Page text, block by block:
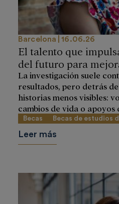
Barcelona 16.06.26
El talento que
del futuro para
La investigación suele
resultados, pero detrás
historias menos visibles:
cambios de vida o apoyos
Becas Becas de estudios
Leer más